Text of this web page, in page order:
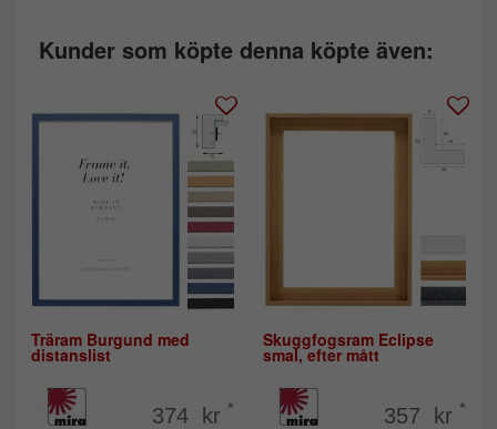
Kunder som köpte denna köpte även:
Träram Burgund med
distanslist
374 kr *
Skuggfogsram Eclipse
smal, efter mått
357 kr *